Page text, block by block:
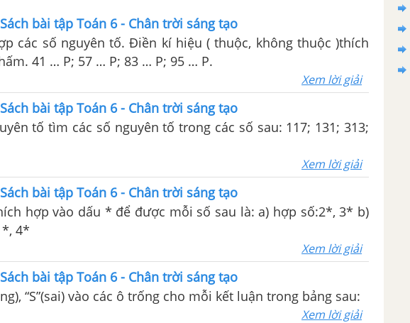
bài tập Toán 6 - Chân trời sáng tạo
các số nguyên tố. Điền kí hiệu ( thuộc, không thuộc )thích
41 … P; 57 … P; 83 … P; 95 … P.
Xem lời giải
bài tập Toán 6 - Chân trời sáng tạo
tố tìm các số nguyên tố trong các số sau: 117; 131; 313;
Xem lời giải
bài tập Toán 6 - Chân trời sáng tạo
hợp vào dấu * để được mỗi số sau là: a) hợp số:2*, 3* b)
4*
Xem lời giải
bài tập Toán 6 - Chân trời sáng tạo
“S”(sai) vào các ô trống cho mỗi kết luận trong bảng sau:
Xem lời giải